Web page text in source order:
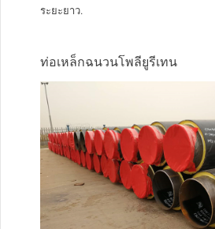
ระยะยาว.
ท่อเหล็กฉนวนโพลียูรีเทน